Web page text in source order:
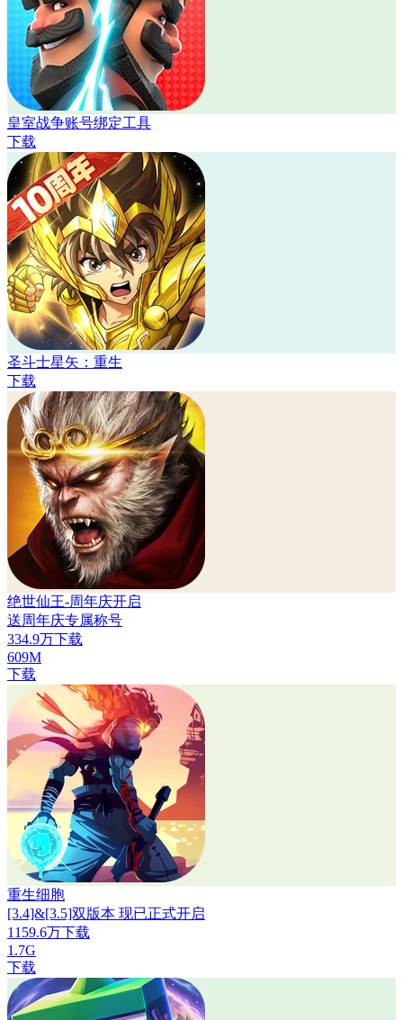
皇室战争账号绑定工具
下载
圣斗士星矢：重生
下载
绝世仙王-周年庆开启
送周年庆专属称号
334.9万下载
609M
下载
重生细胞
[3.4]&[3.5]双版本 现已正式开启
1159.6万下载
1.7G
下载